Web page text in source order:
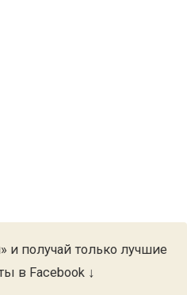
и получай только лучшие
в Facebook ↓